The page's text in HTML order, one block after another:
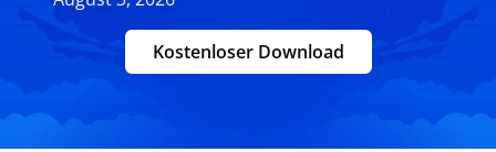
Kostenloser Download